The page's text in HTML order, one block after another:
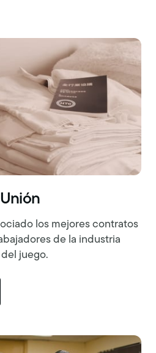
los mejores contratos
de la industria
juego.